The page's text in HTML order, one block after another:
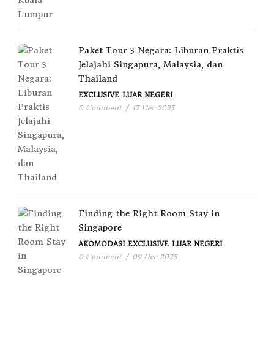
Paket Tour 3 Negara: Liburan Praktis
Jelajahi Singapura, Malaysia, dan
Thailand
EXCLUSIVE LUAR NEGERI
0 Comment / 17 Dec 2025
Finding the Right Room Stay in
Singapore
AKOMODASI EXCLUSIVE LUAR NEGERI
0 Comment / 09 Dec 2025